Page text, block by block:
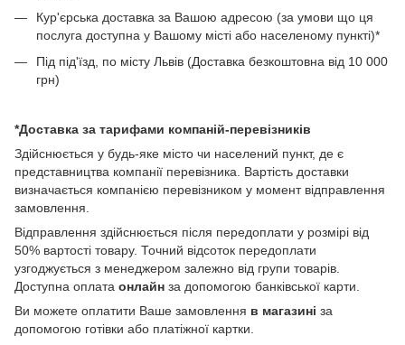
Кур'єрська доставка за Вашою адресою (за умови що ця
послуга доступна у Вашому місті або населеному пункті)*
Під під'їзд, по місту Львів (Доставка безкоштовна від 10 000
грн)
*Доставка за тарифами компаній-перевізників
Здійснюється у будь-яке місто чи населений пункт, де є
представництва компанії перевізника. Вартість доставки
визначається компанією перевізником у момент відправлення
замовлення.
Відправлення здійснюється після передоплати у розмірі від
50% вартості товару. Точний відсоток передоплати
узгоджується з менеджером залежно від групи товарів.
Доступна оплата онлайн за допомогою банківської карти.
Ви можете оплатити Ваше замовлення в магазині за
допомогою готівки або платіжної картки.